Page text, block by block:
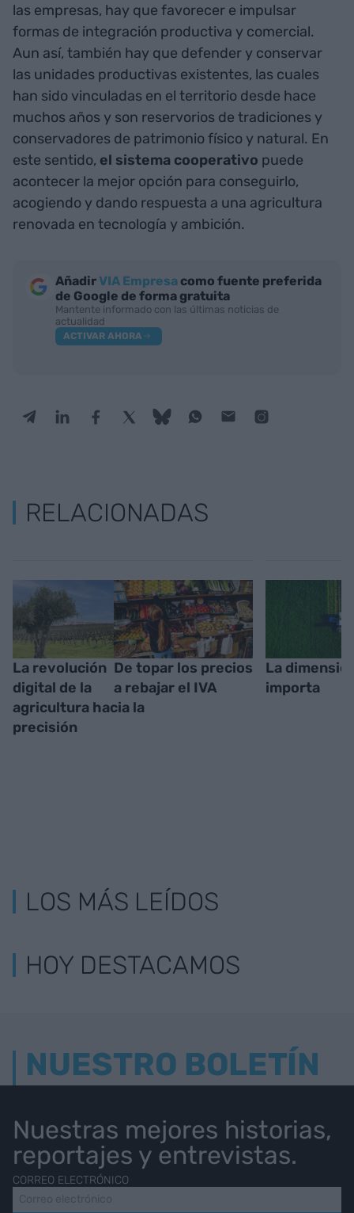
las empresas, hay que favorecer e impulsar
formas de integración productiva y comercial.
Aun así, también hay que defender y conservar
las unidades productivas existentes, las cuales
han sido vinculadas en el territorio desde hace
muchos años y son reservorios de tradiciones y
conservadores de patrimonio físico y natural. En
este sentido, el sistema cooperativo puede
acontecer la mejor opción para conseguirlo,
acogiendo y dando respuesta a una agricultura
renovada en tecnología y ambición.
AñadirVIA Empresa como fuente preferida
de Google de forma gratuita
Mantente informado con las últimas noticias de
actualidad
ACTIVAR AHORA
RELACIONADAS
La revolución
digital de la
agricultura hacia la
precisión
De topar los precios
a rebajar el IVA
La
importa
LOS MÁS LEÍDOS
HOY DESTACAMOS
NUESTRO BOLETÍN
Nuestras mejores historias,
reportajes y entrevistas.
CORREO ELECTRÓNICO